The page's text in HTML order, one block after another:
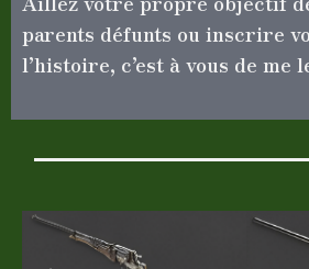
parents défunts ou inscrire
l’histoire, c’est à vous de me